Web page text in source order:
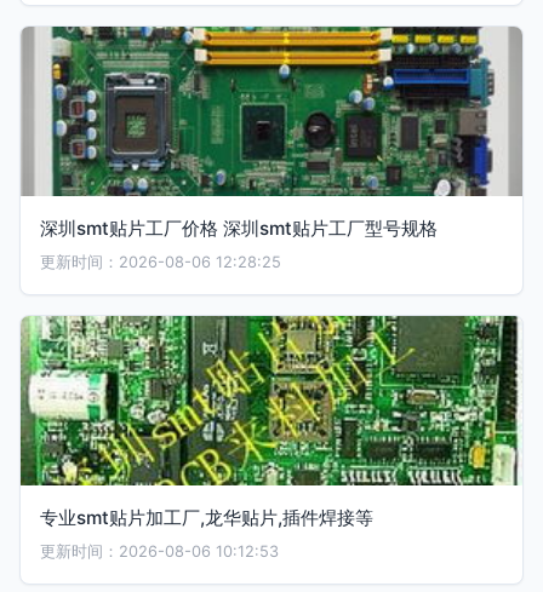
深圳smt贴片工厂价格 深圳smt贴片工厂型号规格
更新时间：2026-08-06 12:28:25
专业smt贴片加工厂,龙华贴片,插件焊接等
更新时间：2026-08-06 10:12:53